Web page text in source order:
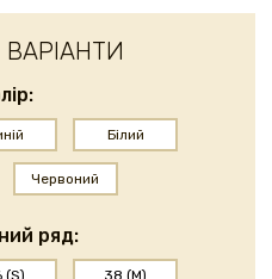
ВАРІАНТИ
Білий
Червоний
ряд: